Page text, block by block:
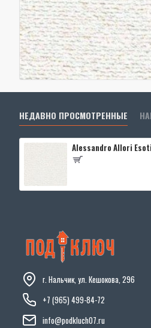
НЕДАВНО ПРОСМОТРЕННЫЕ
г. Нальчик, ул. Кешокова, 296
+7 (965) 499-84-72
info@podkluch07.ru